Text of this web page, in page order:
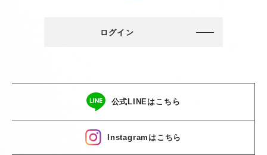
ログイン
公式LINEはこちら
Instagramはこちら